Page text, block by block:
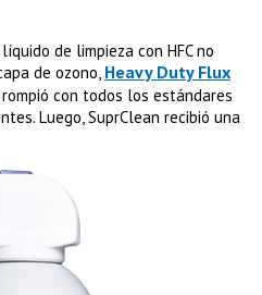
de limpieza con HFC no
de ozono, Heavy Duty Flux
con todos los estándares
Luego, SuprClean recibió una